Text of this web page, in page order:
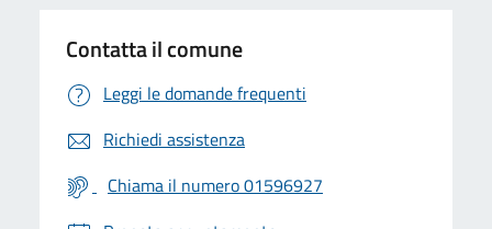
Contatta il comune
Leggi le domande frequenti
Richiedi assistenza
Chiama il numero 01596927